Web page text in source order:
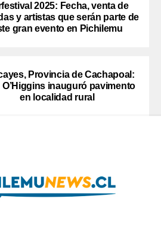
2025: Fecha, venta de
y artistas que serán parte de
gran evento en Pichilemu
Provincia de Cachapoal:
O’Higgins inauguró pavimento
en localidad rural